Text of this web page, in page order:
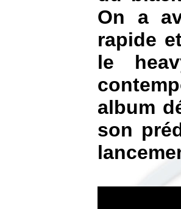
On a
rapide
le
album
son